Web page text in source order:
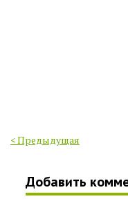
< Предыдущая
Добавить